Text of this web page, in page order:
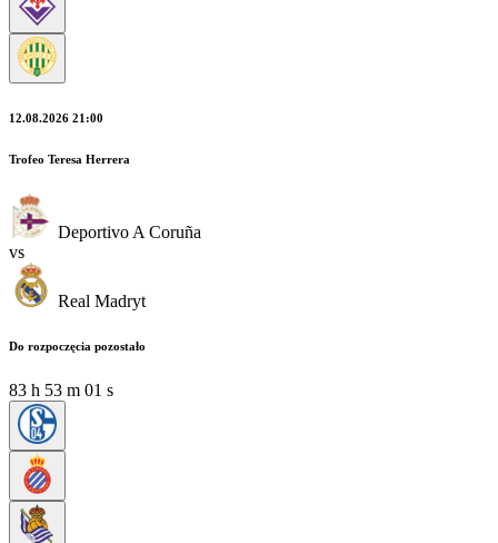
12.08.2026 21:00
Trofeo Teresa Herrera
Deportivo A Coruña
vs
Real Madryt
Do rozpoczęcia pozostało
83 h 53 m 00 s